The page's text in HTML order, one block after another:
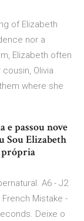
of Elizabeth
nor a
Elizabeth often
Olivia
where she
e passou nove
Sou Elizabeth
própria
A6 - J2
Mistake -
Deixe o